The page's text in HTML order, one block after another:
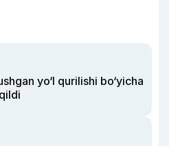
yo‘l qurilishi bo‘yicha